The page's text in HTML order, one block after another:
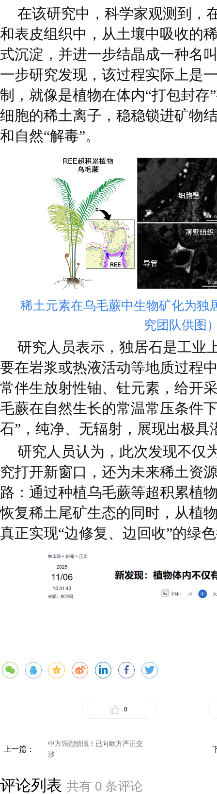
在该研究中，科学家观测到，
和表皮组织中，从土壤中吸收的
式沉淀，并进一步结晶成一种名
一步研究发现，该过程实际上是
制，就像是植物在体内“打包封存
细胞的稀土离子，稳稳锁进矿物
和自然“解毒”。
稀土元素在乌毛蕨中生物矿化为独
究团队供图
研究人员表示，独居石是工业
要在岩浆或热液活动等地质过程
常伴生放射性铀、钍元素，给开
毛蕨在自然生长的常温常压条件
石”，纯净、无辐射，展现出极具
研究人员认为，此次发现不仅
究打开新窗口，还为未来稀土资
路：通过种植乌毛蕨等超积累植
恢复稀土尾矿生态的同时，从植
真正实现“边修复、边回收”的绿
0
上一篇：
中方强烈愤慨！已向欧方严正交
涉
评论列表 共有 0 条评论